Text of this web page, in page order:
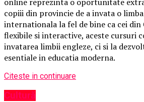
copiii din provincie de a invata o
internationala la fel de bine ca cei din
flexibile si interactive, aceste cursuri
invatarea limbii engleze, ci si la
esentiale in educatia moderna.
Citeste in continuare
Cultură